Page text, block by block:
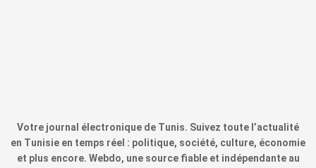
Votre journal électronique de Tunis. Suivez toute l’actualité
en Tunisie en temps réel : politique, société, culture, économie
et plus encore. Webdo, une source fiable et indépendante au